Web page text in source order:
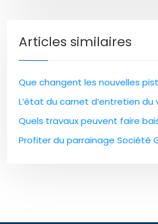
Articles similaires
Que changent les nouvelles
L’état du carnet d’entretien
Quels travaux peuvent faire
Profiter du parrainage Société